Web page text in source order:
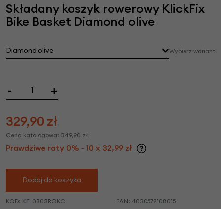
Składany koszyk rowerowy KlickFix
Bike Basket Diamond olive
Diamond olive Wybierz wariant
- +
329,90 zł
Cena katalogowa: 349,90 zł
Prawdziwe raty 0% - 10 x 32,99 zł
Dodaj do koszyka
KOD: KFL0303ROKC EAN: 4030572108015